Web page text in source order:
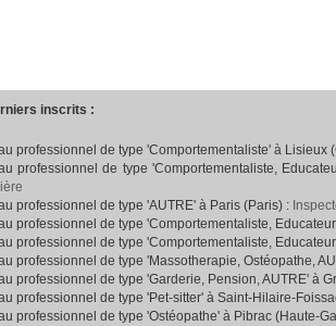
inscrits :
professionnel de type 'Comportementaliste' à Lisieux
professionnel de type 'Comportementaliste,
professionnel de type 'AUTRE' à Paris (Paris) :
professionnel de type 'Comportementaliste,
professionnel de type 'Comportementaliste,
professionnel de type 'Massotherapie, Ostéopathe,
professionnel de type 'Garderie, Pension, AUTRE' à
professionnel de type 'Pet-sitter' à Saint-Hilaire-
professionnel de type 'Ostéopathe' à Pibrac (Haute-